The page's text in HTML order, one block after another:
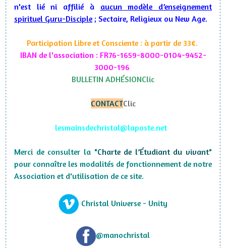
n'est lié ni affilié à aucun modèle d’enseignement
spirituel Guru-Disciple ; Sectaire, Religieux ou New Age.
Participation Libre et Consciente : à partir de 33€.
IBAN de l'association : FR76-1659-8000-0104-9452-
3000-196
BULLETIN ADHÉSIONClic
CONTACTClic
lesmainsdechristal@laposte.net
Merci de consulter la "Charte de l’Étudiant du vivant"
pour connaître les modalités de fonctionnement de notre
Association et d'utilisation de ce site.
Christal Universe - Unity
@manochristal